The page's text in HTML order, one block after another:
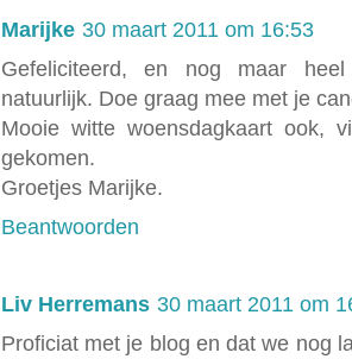
Marijke 30 maart 2011 om 16:53
Gefeliciteerd, en nog maar
natuurlijk. Doe graag mee met je
Mooie witte woensdagkaart ook,
gekomen.
Groetjes Marijke.
Beantwoorden
Liv Herremans 30 maart 2011 om
Proficiat met je blog en dat we nog